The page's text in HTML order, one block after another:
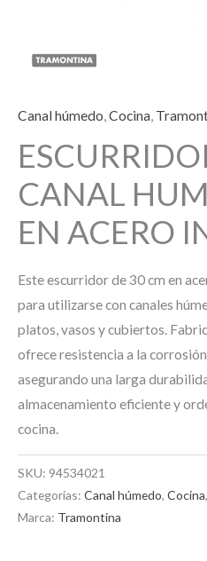
Canal húmedo,Cocina,
CANAL
EN ACERO
Este escurridor de 30 cm en
para utilizarse con canales
platos, vasos y cubiertos.
ofrece resistencia a la
asegurando una larga
almacenamiento eficiente y
cocina.
SKU: 94534021
Categorías: Canal húmedo, Cocina,
Marca: Tramontina